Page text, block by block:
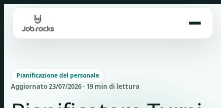
content
Pianificazione del personale
Aggiornato 23/07/2026 · 19 min di lettura